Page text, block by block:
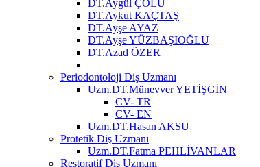
DT.Aygül ÇOLU
DT.Aykut KAÇTAŞ
DT.Ayşe AYAZ
DT.Ayşe YÜZBAŞIOĞLU
DT.Azad ÖZER
Periodontoloji Diş Uzmanı
Uzm.DT.Münevver YETİŞGİN
CV- TR
CV- EN
Uzm.DT.Hasan AKSU
Protetik Diş Uzmanı
Uzm.DT.Fatma PEHLİVANLAR
Restoratif Diş Uzmanı